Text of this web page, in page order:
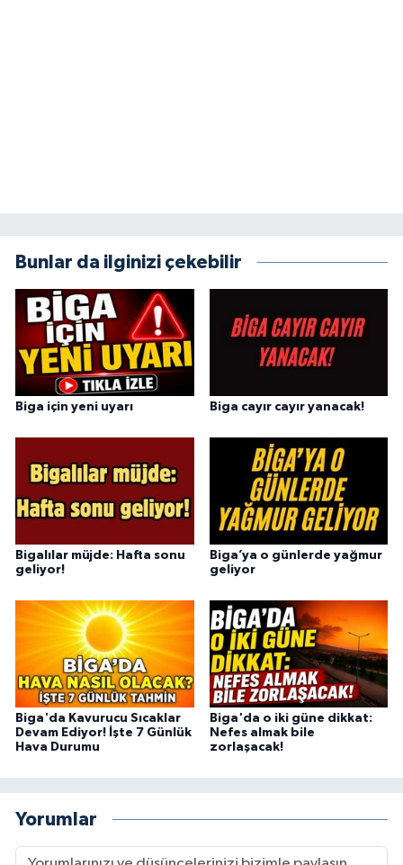
Bunlar da ilginizi çekebilir
Biga için yeni uyarı Biga cayır cayır yanacak!
Bigalılar müjde: Hafta sonu
geliyor!
Biga’ya o günlerde yağmur
geliyor
Biga'da Kavurucu Sıcaklar
Devam Ediyor! İşte 7 Günlük
Hava Durumu
Biga'da o iki güne dikkat:
Nefes almak bile
zorlaşacak!
Yorumlar